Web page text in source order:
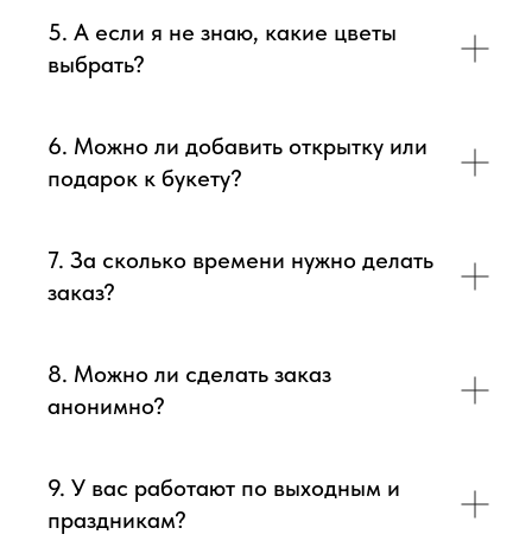
5. А если я не знаю, какие цветы
выбрать?
6. Можно ли добавить открытку или
подарок к букету?
7. За сколько времени нужно делать
заказ?
8. Можно ли сделать заказ
анонимно?
9. У вас работают по выходным и
праздникам?